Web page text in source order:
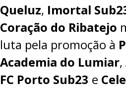
Queluz, Imortal
Coração do Ribatejo
luta pela promoção à
Academia do Lumiar,
FC Porto Sub23 e